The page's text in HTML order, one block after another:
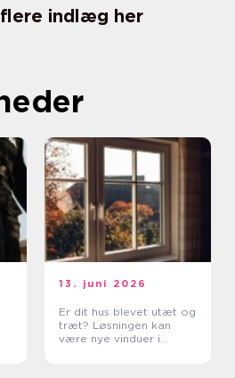
indlæg her
13. juni 2026
Er dit hus blevet utæt og
træt? Løsningen kan
være nye vinduer i